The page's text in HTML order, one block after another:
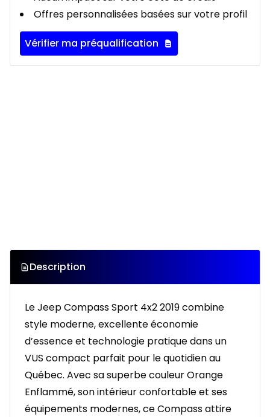
Offres personnalisées basées sur votre profil
Vérifier ma préqualification
Description
Le Jeep Compass Sport 4x2 2019 combine
style moderne, excellente économie
d’essence et technologie pratique dans un
VUS compact parfait pour le quotidien au
Québec. Avec sa superbe couleur Orange
Enflammé, son intérieur confortable et ses
équipements modernes, ce Compass attire